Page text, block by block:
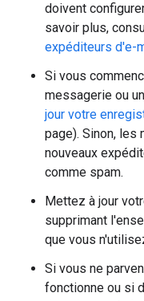
doivent
savoir plus,
expéditeurs d'e-
Si vous
messagerie ou
jour votre
page). Sinon, les
nouveaux
comme spam.
Mettez à jour
supprimant
que vous
Si vous ne
fonctionne ou si